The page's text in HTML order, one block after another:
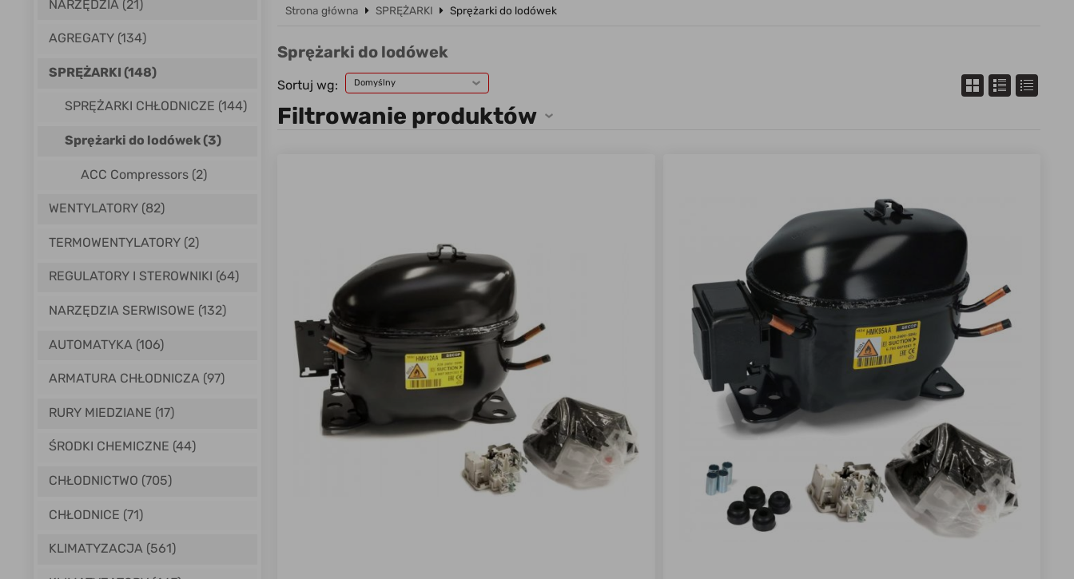
NARZĘDZIA (21)
AGREGATY (134)
SPRĘŻARKI (148)
SPRĘŻARKI CHŁODNICZE (144)
Sprężarki do lodówek(3)
ACC Compressors (2)
WENTYLATORY (82)
TERMOWENTYLATORY (2)
REGULATORY I STEROWNIKI (64)
NARZĘDZIA SERWISOWE (132)
AUTOMATYKA (106)
ARMATURA CHŁODNICZA (97)
RURY MIEDZIANE (17)
ŚRODKI CHEMICZNE (44)
CHŁODNICTWO (705)
CHŁODNICE (71)
KLIMATYZACJA (561)
Strona główna SPRĘŻARKI Sprężarki do lodówek
Sprężarki do lodówek
Sortuj wg: Domyślny
Filtrowanie produktów